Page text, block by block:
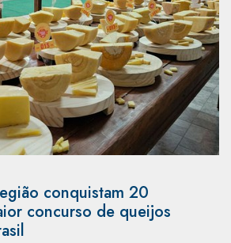
conquistam 20
concurso de queijos